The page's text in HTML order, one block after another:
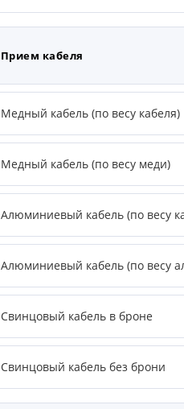
Прием кабеля
Медный кабель (по весу кабеля)
Медный кабель (по весу меди)
Алюминиевый кабель (по весу
Алюминиевый кабель (по весу
Свинцовый кабель в броне
Свинцовый кабель без брони